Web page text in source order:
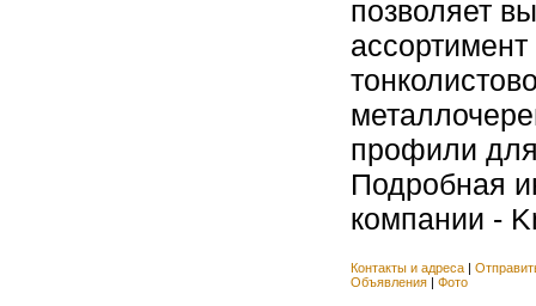
позволяет
профили
Подробная
компании -
Контакты и адреса |
Объявления | Фото